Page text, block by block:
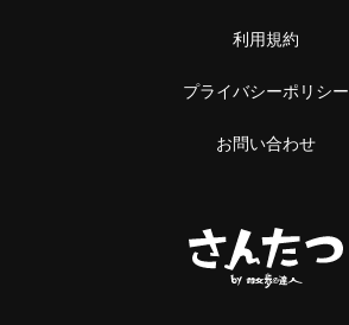
利用規約
プライバシーポリシー
お問い合わせ